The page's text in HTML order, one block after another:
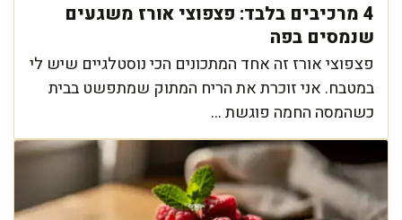
4 מרכיבים בלבד: פצפוצי אורז משגעים
שנמסים בפה
פצפוצי אורז זה אחד המתכונים הכי נוסטלגיים שיש לי
במטבח. אני זוכרת את הריח המתוק שמתפשט בבית
כשהמסה החמה פוגשת ...